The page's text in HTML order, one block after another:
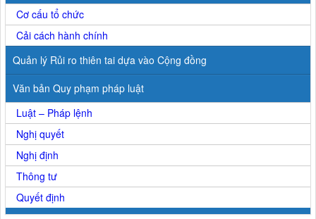
Cơ cấu tổ chức
Cải cách hành chính
Quản lý Rủi ro thiên tai dựa vào Cộng đồng
Văn bản Quy phạm pháp luật
Luật – Pháp lệnh
Nghị quyết
Nghị định
Thông tư
Quyết định